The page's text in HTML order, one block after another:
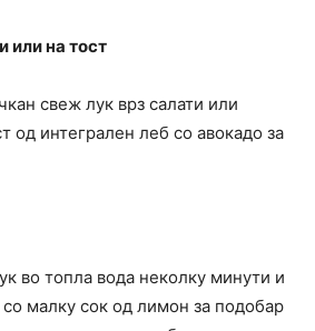
или на тост
свеж лук врз салати или
од интегрален леб со авокадо за
во топла вода неколку минути и
со малку сок од лимон за подобар